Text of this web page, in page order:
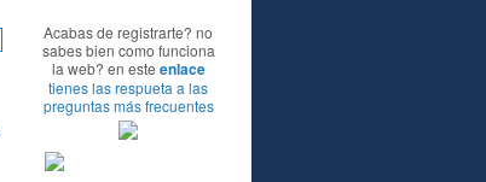
Acabas de registrarte? no
sabes bien como funciona
la web? en este enlace
tienes las respueta a las
preguntas más frecuentes